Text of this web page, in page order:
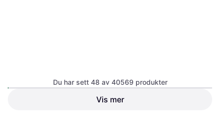
Du har sett 48 av 40569 produkter
Vis mer